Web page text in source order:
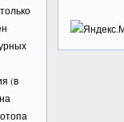
(в